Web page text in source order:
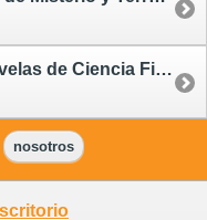
Novelas Variadas / Las Novelas de Ciencia Ficción de Prensa Moderna 4
nosotros